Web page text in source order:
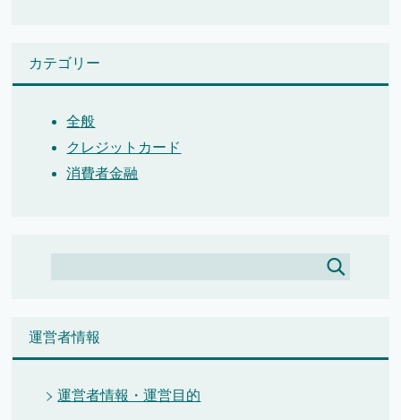
カテゴリー
全般
クレジットカード
消費者金融
運営者情報
運営者情報・運営目的